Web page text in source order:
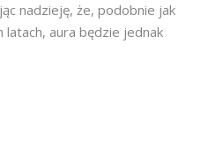
nadzieję, że, podobnie jak
aura będzie jednak